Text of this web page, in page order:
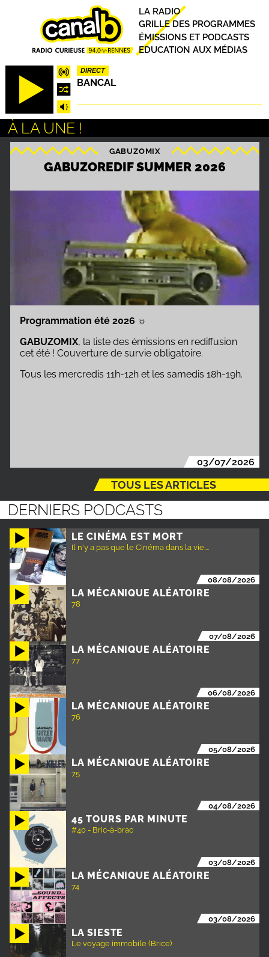
DIRECT
BANCAL
Principal
LA RADIO
GRILLE DES PROGRAMMES
ÉMISSIONS ET PODCASTS
EDUCATION AUX MÉDIAS
À LA UNE !
GABUZOMIX
GABUZOREDIF SUMMER 2026
Programmation été 2026 ☼
GABUZOMIX, la liste des émissions en rediffusion
cet été ! Couverture de survie obligatoire.
Tous les mercredis 11h-12h et les samedis 18h-19h.
03/07/2026
TOUS LES ARTICLES
DERNIERS PODCASTS
LE CINÉMA EST MORT
Il n'y a pas que le Cinéma dans la vie....
08/08/2026
LA MÉCANIQUE ALÉATOIRE
78
07/08/2026
LA MÉCANIQUE ALÉATOIRE
77
06/08/2026
LA MÉCANIQUE ALÉATOIRE
76
05/08/2026
LA MÉCANIQUE ALÉATOIRE
75
04/08/2026
45 TOURS PAR MINUTE
#40 - Bric-à-brac
03/08/2026
LA MÉCANIQUE ALÉATOIRE
74
03/08/2026
LA SIESTE
Le voyage immobile (Brice)